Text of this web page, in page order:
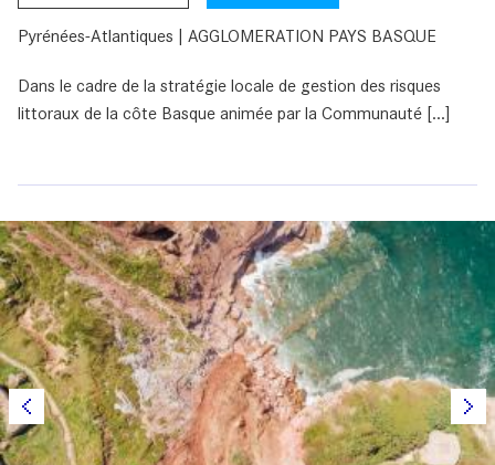
Pyrénées-Atlantiques | AGGLOMERATION PAYS BASQUE
Dans le cadre de la stratégie locale de gestion des risques
littoraux de la côte Basque animée par la Communauté [...]